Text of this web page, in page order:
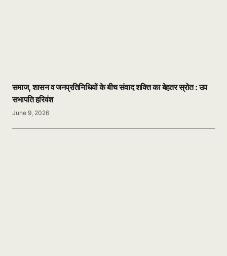
समाज, शासन व जनप्रतिनिधियों के बीच संवाद शक्ति का बेहतर स्रोत : उप
सभापति हरिवंश
June 9, 2026